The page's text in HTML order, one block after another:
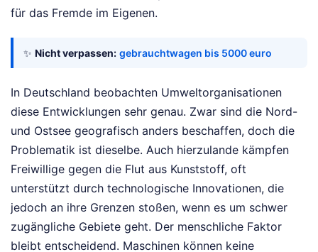
für das Fremde im Eigenen.
✨ Nicht verpassen: gebrauchtwagen bis 5000 euro
In Deutschland beobachten Umweltorganisationen
diese Entwicklungen sehr genau. Zwar sind die Nord-
und Ostsee geografisch anders beschaffen, doch die
Problematik ist dieselbe. Auch hierzulande kämpfen
Freiwillige gegen die Flut aus Kunststoff, oft
unterstützt durch technologische Innovationen, die
jedoch an ihre Grenzen stoßen, wenn es um schwer
zugängliche Gebiete geht. Der menschliche Faktor
bleibt entscheidend. Maschinen können keine